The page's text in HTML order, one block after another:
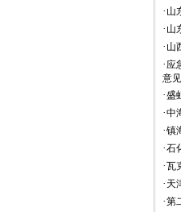
· 山
· 山
· 山
·应
意
·盛
·中
·镇
·石
·瓦
· 天
·第